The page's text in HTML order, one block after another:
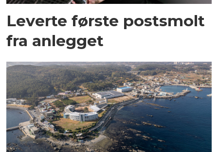
Leverte første postsmolt
fra anlegget